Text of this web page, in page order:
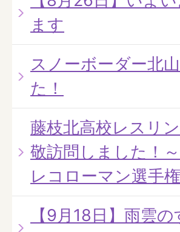
ます
スノーボーダー北
た！
藤枝北高校レスリ
敬訪問しました！
レコローマン選手
【9月18日】雨雲